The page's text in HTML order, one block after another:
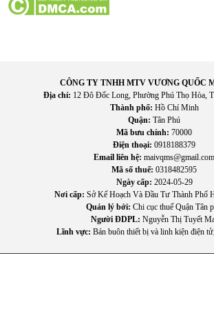
CÔNG TY TNHH MTV VƯƠNG QUỐC
Địa chỉ: 12 Đô Đốc Long, Phường Phú Thọ Hòa,
Thành phố: Hồ Chí Minh
Quận: Tân Phú
Mã bưu chính: 70000
Điện thoại: 0918188379
Email liên hệ: maivqms@gmail.com
Mã số thuế: 0318482595
Ngày cấp: 2024-05-29
Nơi cấp: Sở Kế Hoạch Và Đầu Tư Thành Phố
Quản lý bởi: Chi cục thuế Quận Tân
Người ĐDPL: Nguyễn Thị Tuyết
Lĩnh vực: Bán buôn thiết bị và linh kiện điện